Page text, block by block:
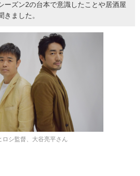
ーズン2の台本で意識したことや居酒屋
きました。
ロシ監督、大谷亮平さん